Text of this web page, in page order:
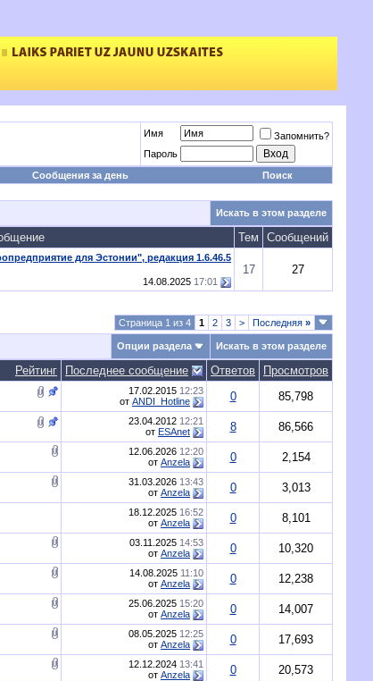
Имя
Запомнить?
Пароль
Сообщения за день Поиск
Искать в этом разделе
Тем Сообщений
для Эстонии", редакция 1.6.46.5
14.08.2025 17:01
17 27
Страница 1 из 4 1 2 3 > Последняя »
Опции раздела Искать в этом разделе
Рейтинг Последнее сообщение Ответов
Просмотров
17.02.2015 12:23
от ANDI_Hotline 0
85,798
23.04.2012 12:21
от ESAnet 8
86,566
12.06.2026 12:20
от Anzela 0
2,154
31.03.2026 13:43
от Anzela 0
3,013
18.12.2025 16:52
от Anzela 0
8,101
03.11.2025 14:53
от Anzela 0
10,320
14.08.2025 11:10
от Anzela 0
12,238
25.06.2025 15:20
от Anzela 0
14,007
08.05.2025 12:25
от Anzela 0
17,693
12.12.2024 13:41
от Anzela 0
20,573